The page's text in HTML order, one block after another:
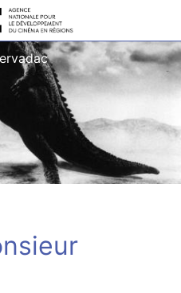
PRINCIPAL